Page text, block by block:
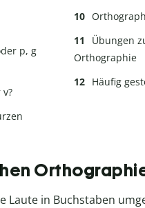
p, g
Übungen
Orthographie
Häufig
Laute in Buchstaben